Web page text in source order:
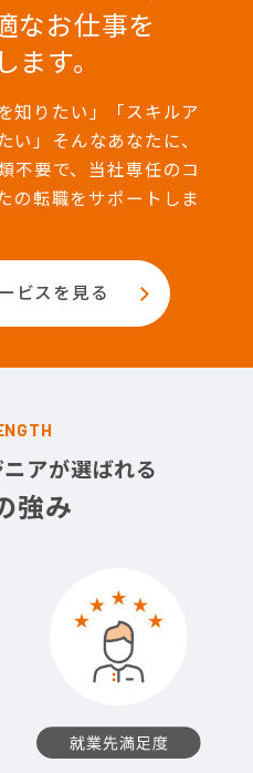
なお仕事を
ます。
知りたい」「スキルア
い」そんなあなたに、
不要で、当社専任のコ
の転職をサポートしま
ビスを見る
アが選ばれる
強み